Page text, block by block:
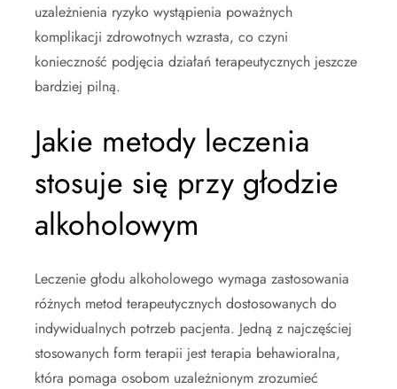
uzależnienia ryzyko wystąpienia poważnych
komplikacji zdrowotnych wzrasta, co czyni
konieczność podjęcia działań terapeutycznych jeszcze
bardziej pilną.
Jakie metody leczenia
stosuje się przy głodzie
alkoholowym
Leczenie głodu alkoholowego wymaga zastosowania
różnych metod terapeutycznych dostosowanych do
indywidualnych potrzeb pacjenta. Jedną z najczęściej
stosowanych form terapii jest terapia behawioralna,
która pomaga osobom uzależnionym zrozumieć